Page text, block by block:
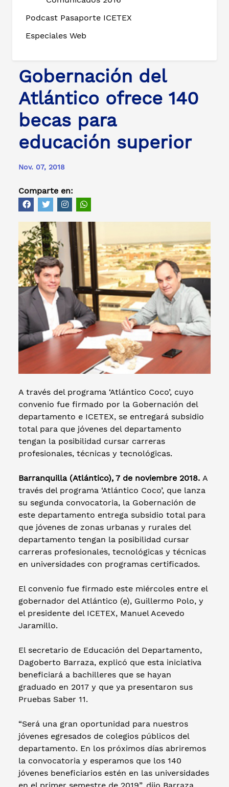
Podcast Pasaporte ICETEX
Especiales Web
Gobernación del
Atlántico ofrece 140
becas para
educación superior
Nov. 07, 2018
Comparte en:
A través del programa ‘Atlántico Coco’, cuyo
convenio fue firmado por la Gobernación del
departamento e ICETEX, se entregará subsidio
total para que jóvenes del departamento
tengan la posibilidad cursar carreras
profesionales, técnicas y tecnológicas.
Barranquilla (Atlántico), 7 de noviembre 2018. A
través del programa ‘Atlántico Coco’, que lanza
su segunda convocatoria, la Gobernación de
este departamento entrega subsidio total para
que jóvenes de zonas urbanas y rurales del
departamento tengan la posibilidad cursar
carreras profesionales, tecnológicas y técnicas
en universidades con programas certificados.
El convenio fue firmado este miércoles entre el
gobernador del Atlántico (e), Guillermo Polo, y
el presidente del ICETEX, Manuel Acevedo
Jaramillo.
El secretario de Educación del Departamento,
Dagoberto Barraza, explicó que esta iniciativa
beneficiará a bachilleres que se hayan
graduado en 2017 y que ya presentaron sus
Pruebas Saber 11.
“Será una gran oportunidad para nuestros
jóvenes egresados de colegios públicos del
departamento. En los próximos días abriremos
la convocatoria y esperamos que los 140
jóvenes beneficiarios estén en las universidades
en el primer semestre de 2019”, dijo Barraza.